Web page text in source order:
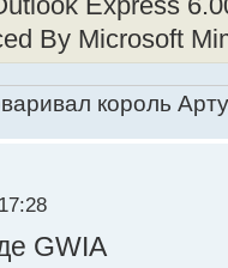
Express
By Microsoft
король
GWIA